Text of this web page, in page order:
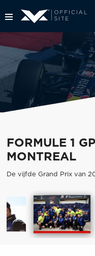
FORMULE 1
MONTREAL
De vijfde Grand Prix van